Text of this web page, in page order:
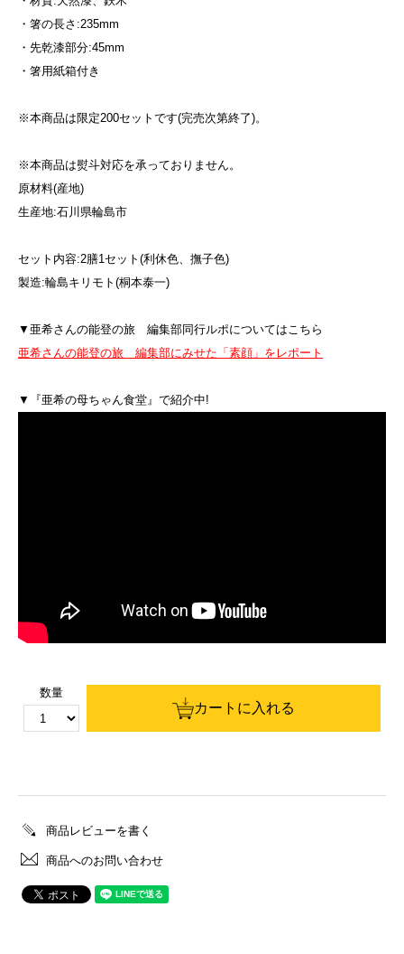
・箸の長さ:235mm
・先乾漆部分:45mm
・箸用紙箱付き
※本商品は限定200セットです(完売次第終了)。
※本商品は熨斗対応を承っておりません。
原材料(産地)
生産地:石川県輪島市
セット内容:2膳1セット(利休色、撫子色)
製造:輪島キリモト(桐本泰一)
▼亜希さんの能登の旅 編集部同行ルポについてはこちら
亜希さんの能登の旅 編集部にみせた「素顔」をレポート
▼『亜希の母ちゃん食堂』で紹介中!
数量
カートに入れる
商品レビューを書く
商品へのお問い合わせ